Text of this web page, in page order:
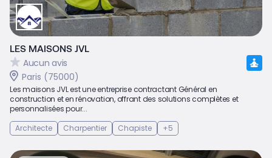
LES MAISONS JVL
Aucun avis
Paris (75000)
Les maisons JVL est une entreprise contractant Général en
construction et en rénovation, offrant des solutions complètes et
personnalisées pour...
Architecte
Charpentier Chapiste +5